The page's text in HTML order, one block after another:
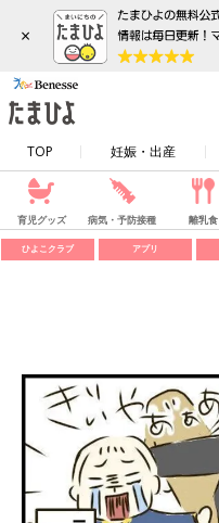
×
TOP 妊娠・出産
育児グッズ 病気・予防接種 離乳食
ひよこクラブ アプリ